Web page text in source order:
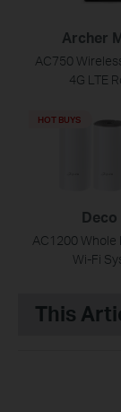
Archer
AC750
4G LTE
Deco
AC1200 Whole
Wi-Fi
HOT BUYS
This